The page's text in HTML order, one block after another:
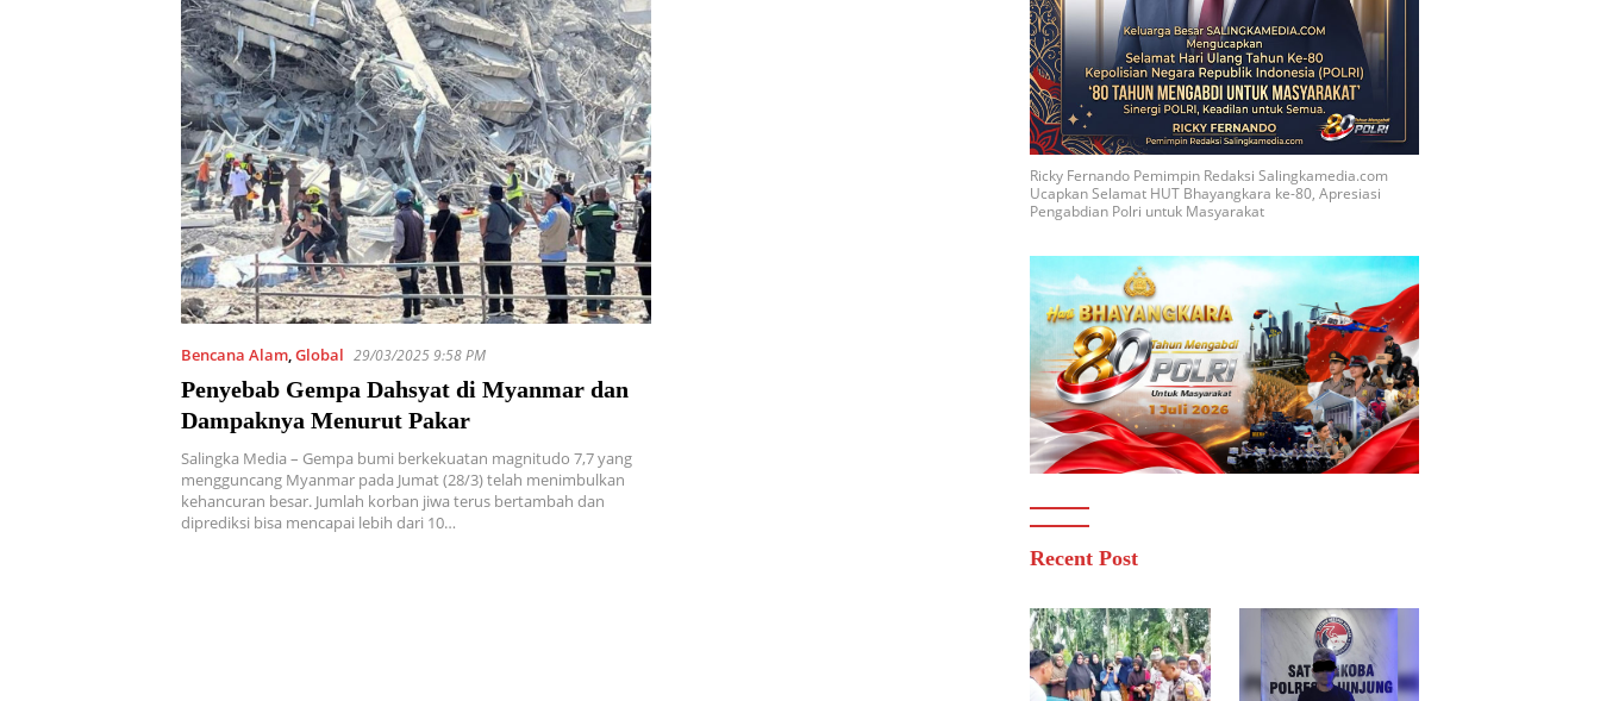
Bencana Alam,Global 29/03/2025 9:58 PM
Penyebab Gempa Dahsyat di Myanmar dan
Dampaknya Menurut Pakar
Salingka Media – Gempa bumi berkekuatan magnitudo 7,7 yang
mengguncang Myanmar pada Jumat (28/3) telah menimbulkan
kehancuran besar. Jumlah korban jiwa terus bertambah dan
diprediksi bisa mencapai lebih dari 10…
Ricky Fernando Pemimpin Redaksi Salingkamedia.com
Ucapkan Selamat HUT Bhayangkara ke-80, Apresiasi
Pengabdian Polri untuk Masyarakat
Recent Post